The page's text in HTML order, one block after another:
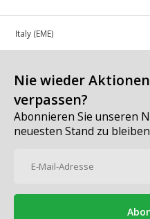
in Italy (EME)
Nie wieder
verpassen?
Abonnieren Sie unseren
neuesten Stand zu